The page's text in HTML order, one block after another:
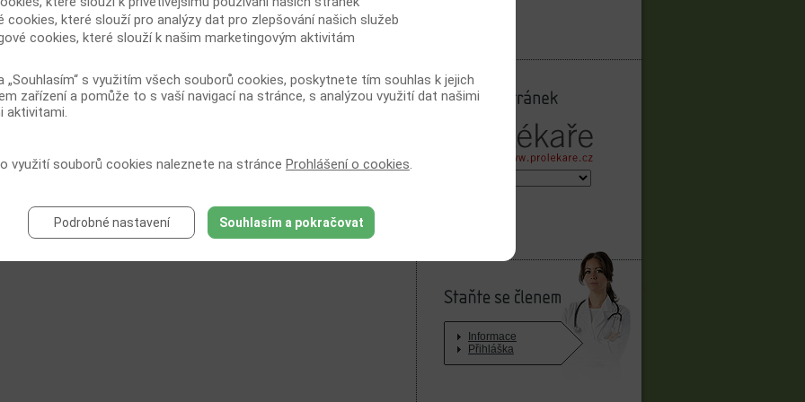
2020
zápisů
Staňte se členem
Informace
Přihláška
cookies, které slouží pro analýzy dat pro zlepšování našich služeb
cookies, které slouží k našim marketingovým aktivitám
„Souhlasím“ s využitím všech souborů cookies, poskytnete tím souhlas k jejich
zařízení a pomůže to s vaší navigací na stránce, s analýzou využití dat našimi
aktivitami.
využití souborů cookies naleznete na stránce Prohlášení o cookies
Podrobné nastavení Souhlasím a pokračovat